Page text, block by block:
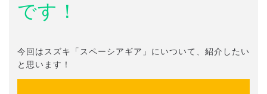
です！
今回はスズキ「スペーシアギア」にいついて、紹介したい
と思います！